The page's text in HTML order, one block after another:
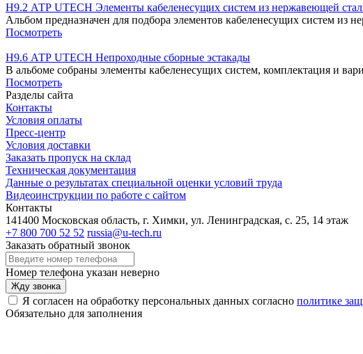
H9.2 АТР UTECH Элементы кабеленесущих систем из нержавеющей
Альбом предназначен для подбора элементов кабеленесущих систем из
Посмотреть
H9.6 АТР UTECH Непроходные сборные эстакады
В альбоме собраны элементы кабеленесущих систем, комплектация и
Посмотреть
Разделы сайта
Контакты
Условия оплаты
Пресс-центр
Условия доставки
Заказать пропуск на склад
Техническая документация
Данные о результатах специальной оценки условий труда
Видеоинструкции по работе с сайтом
Контакты
141400 Московская область, г. Химки, ул. Ленинградская, с. 25, 14 этаж
+7 800 700 52 52 russia@u-tech.ru
Заказать обратный звонок
Номер телефона указан неверно
Жду звонка
Я согласен на обработку персональных данных согласно политике
Обязательно для заполнения